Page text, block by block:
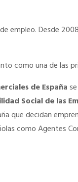
empleo. Desde
como una de las
de España
Social de las
que decidan
como Agentes